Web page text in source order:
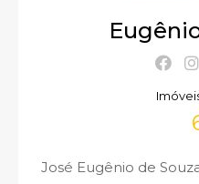
José Eugênio de